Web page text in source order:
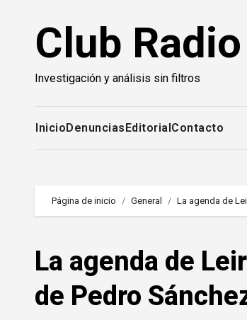
contenidoClub
Investigación y análisis sin filtros
InicioDenunciasEditorialContacto
Página de inicio General La agenda de
La agenda de
de Pedro